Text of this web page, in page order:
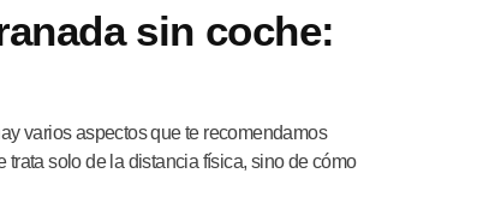
sin coche:
varios aspectos que te recomendamos
trata solo de la distancia física, sino de cómo